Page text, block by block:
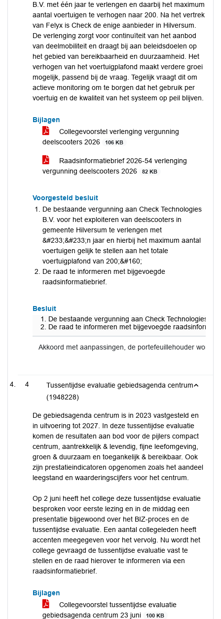
B.V. met één jaar te verlengen en daarbij het maximum
aantal voertuigen te verhogen naar 200. Na het vertrek
van Felyx is Check de enige aanbieder in Hilversum.
De verlenging zorgt voor continuïteit van het aanbod
van deelmobiliteit en draagt bij aan beleidsdoelen op
het gebied van bereikbaarheid en duurzaamheid. Het
verhogen van het voertuigplafond maakt verdere groei
mogelijk, passend bij de vraag. Tegelijk vraagt dit om
actieve monitoring om te borgen dat het gebruik per
voertuig en de kwaliteit van het systeem op peil blijven.
Bijlagen
Collegevoorstel verlenging vergunning
deelscooters 2026
106 KB
Raadsinformatiebrief 2026-54 verlenging
vergunning deelscooters 2026
82 KB
Voorgesteld besluit
De bestaande vergunning aan Check Technologies
B.V. voor het exploiteren van deelscooters in
gemeente Hilversum te verlengen met
&#233;&#233;n jaar en hierbij het maximum aantal
voertuigen gelijk te stellen aan het totale
voertuigplafond van 200;&#160;
De raad te informeren met bijgevoegde
raadsinformatiebrief.
Besluit
De bestaande vergunning aan Check Technologies
De raad te informeren met bijgevoegde
Akkoord met aanpassingen, de portefeuillehouder wordt
4
Tussentijdse evaluatie gebiedsagenda centrum
(1948228)
De gebiedsagenda centrum is in 2023 vastgesteld en
in uitvoering tot 2027. In deze tussentijdse evaluatie
komen de resultaten aan bod voor de pijlers compact
centrum, aantrekkelijk & levendig, fijne leefomgeving,
groen & duurzaam en toegankelijk & bereikbaar. Ook
zijn prestatieindicatoren opgenomen zoals het aandeel
leegstand en waarderingscijfers voor het centrum.
Op 2 juni heeft het college deze tussentijdse evaluatie
besproken voor eerste lezing en in de middag een
presentatie bijgewoond over het BIZ-proces en de
tussentijdse evaluatie. Een aantal collegeleden heeft
accenten meegegeven voor het vervolg. Nu wordt het
college gevraagd de tussentijdse evaluatie vast te
stellen en de raad hierover te informeren via een
raadsinformatiebrief.
Bijlagen
Collegevoorstel tussentijdse evaluatie
gebiedsagenda centrum 23 juni
100 KB